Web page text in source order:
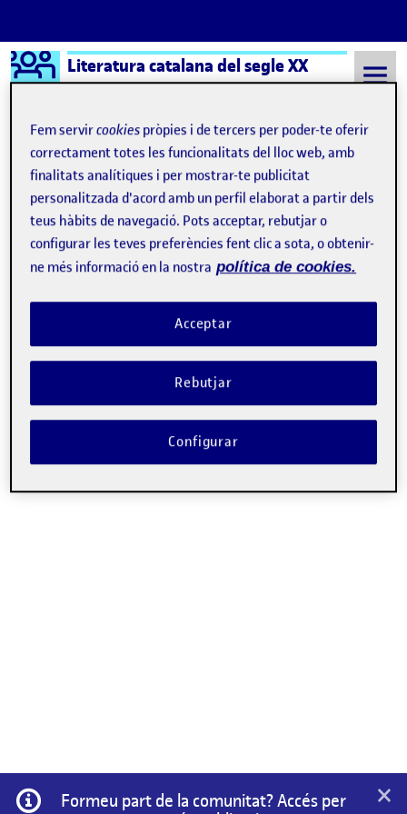
Saltar al contingut
Logo Ágora
Literatura catalana del segle XX
Semestre 20212 - Aula 1 7 Maig, 2022
7 Maig, 2022
Reflexió Incerta glòria
Publicat per
Maria Rosa Nonell Valle
Data de publicació
-comentariel Reflexió Incerta glòria
4. Literatura, guerra i conflicte personal …
Informació
Formeu part de la comunitat? Accés per
×
Fem servircookies pròpies i de tercers per poder-te oferir
correctament totes les funcionalitats del lloc web, amb
finalitats analítiques i per mostrar-te publicitat
personalitzada d'acord amb un perfil elaborat a partir dels
teus hàbits de navegació. Pots acceptar, rebutjar o
configurar les teves preferències fent clic a sota, o obtenir-
ne més informació en la nostra política de cookies.
Rebutjar
Acceptar
Configurar